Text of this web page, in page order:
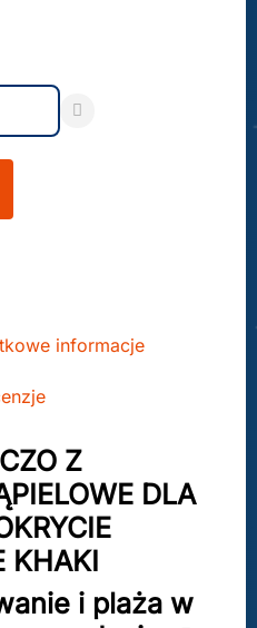
informacje
Z
DLA
KHAKI
i plaża w